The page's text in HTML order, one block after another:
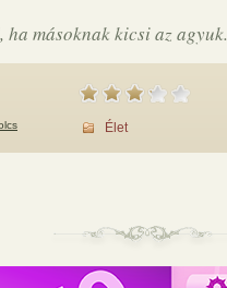
másoknak kicsi az agyuk.
Élet